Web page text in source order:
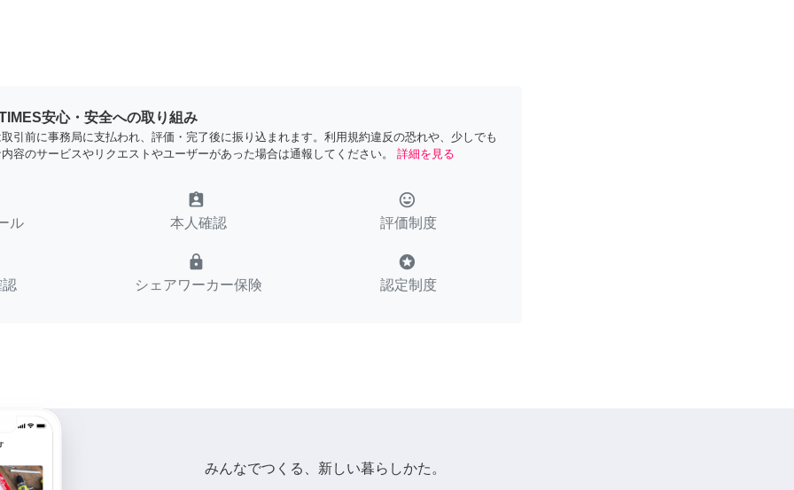
安心・安全への取り組み
引前に事務局に支払われ、評価・完了後に振り込まれます。利用規約違反の恐れや、少しでも
容のサービスやリクエストやユーザーがあった場合は通報してください。
詳細を見る
ル
assignment_ind
本人確認
tag_faces
評価制度
lock
シェアワーカー保険
stars
認定制度
みんなでつくる、新しい暮らしかた。